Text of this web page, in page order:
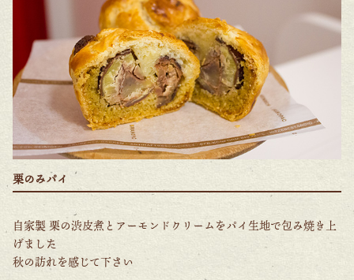
栗のみパイ
自家製 栗の渋皮煮とアーモンドクリームをパイ生地で包み焼き上
げました
秋の訪れを感じて下さい